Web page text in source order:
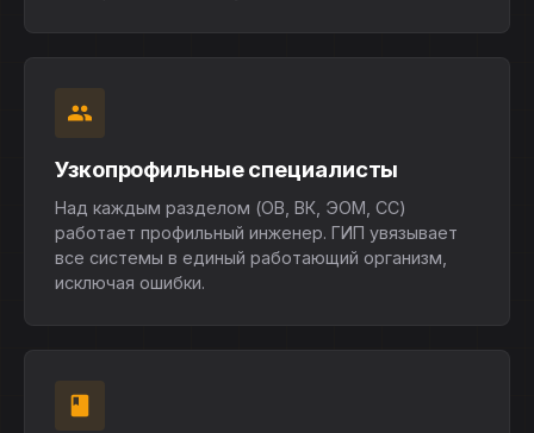
Узкопрофильные специалисты
Над каждым разделом (ОВ, ВК, ЭОМ, СС)
работает профильный инженер. ГИП увязывает
все системы в единый работающий организм,
исключая ошибки.